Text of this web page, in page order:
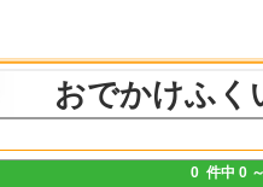
おでかけふく
0 件中 0